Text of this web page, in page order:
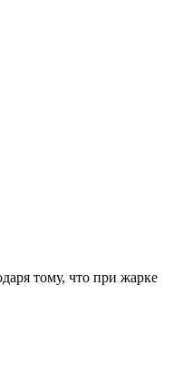
тому, что при жарке